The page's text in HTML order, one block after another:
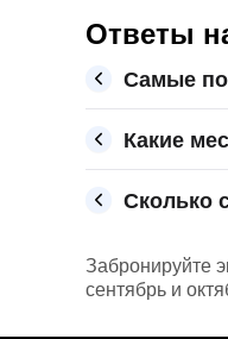
Ответы
Самые
Какие
Сколько
Забронируйте
сентябрь и